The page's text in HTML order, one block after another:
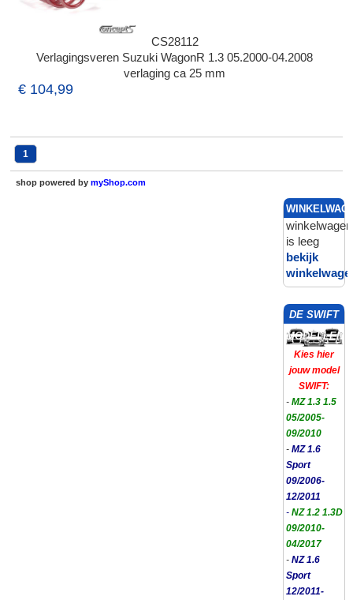
CS28112
Verlagingsveren Suzuki WagonR 1.3 05.2000-04.2008
verlaging ca 25 mm
€ 104,99
1
shop powered by myShop.com
winkelwagen
is leeg
bekijk
DE SWIFT
MODELLEN
Kies hier
jouw model
SWIFT:
- MZ 1.3 1.5
05/2005-
09/2010
- MZ 1.6
Sport
09/2006-
12/2011
- NZ 1.2 1.3D
09/2010-
04/2017
- NZ 1.6
Sport
12/2011-